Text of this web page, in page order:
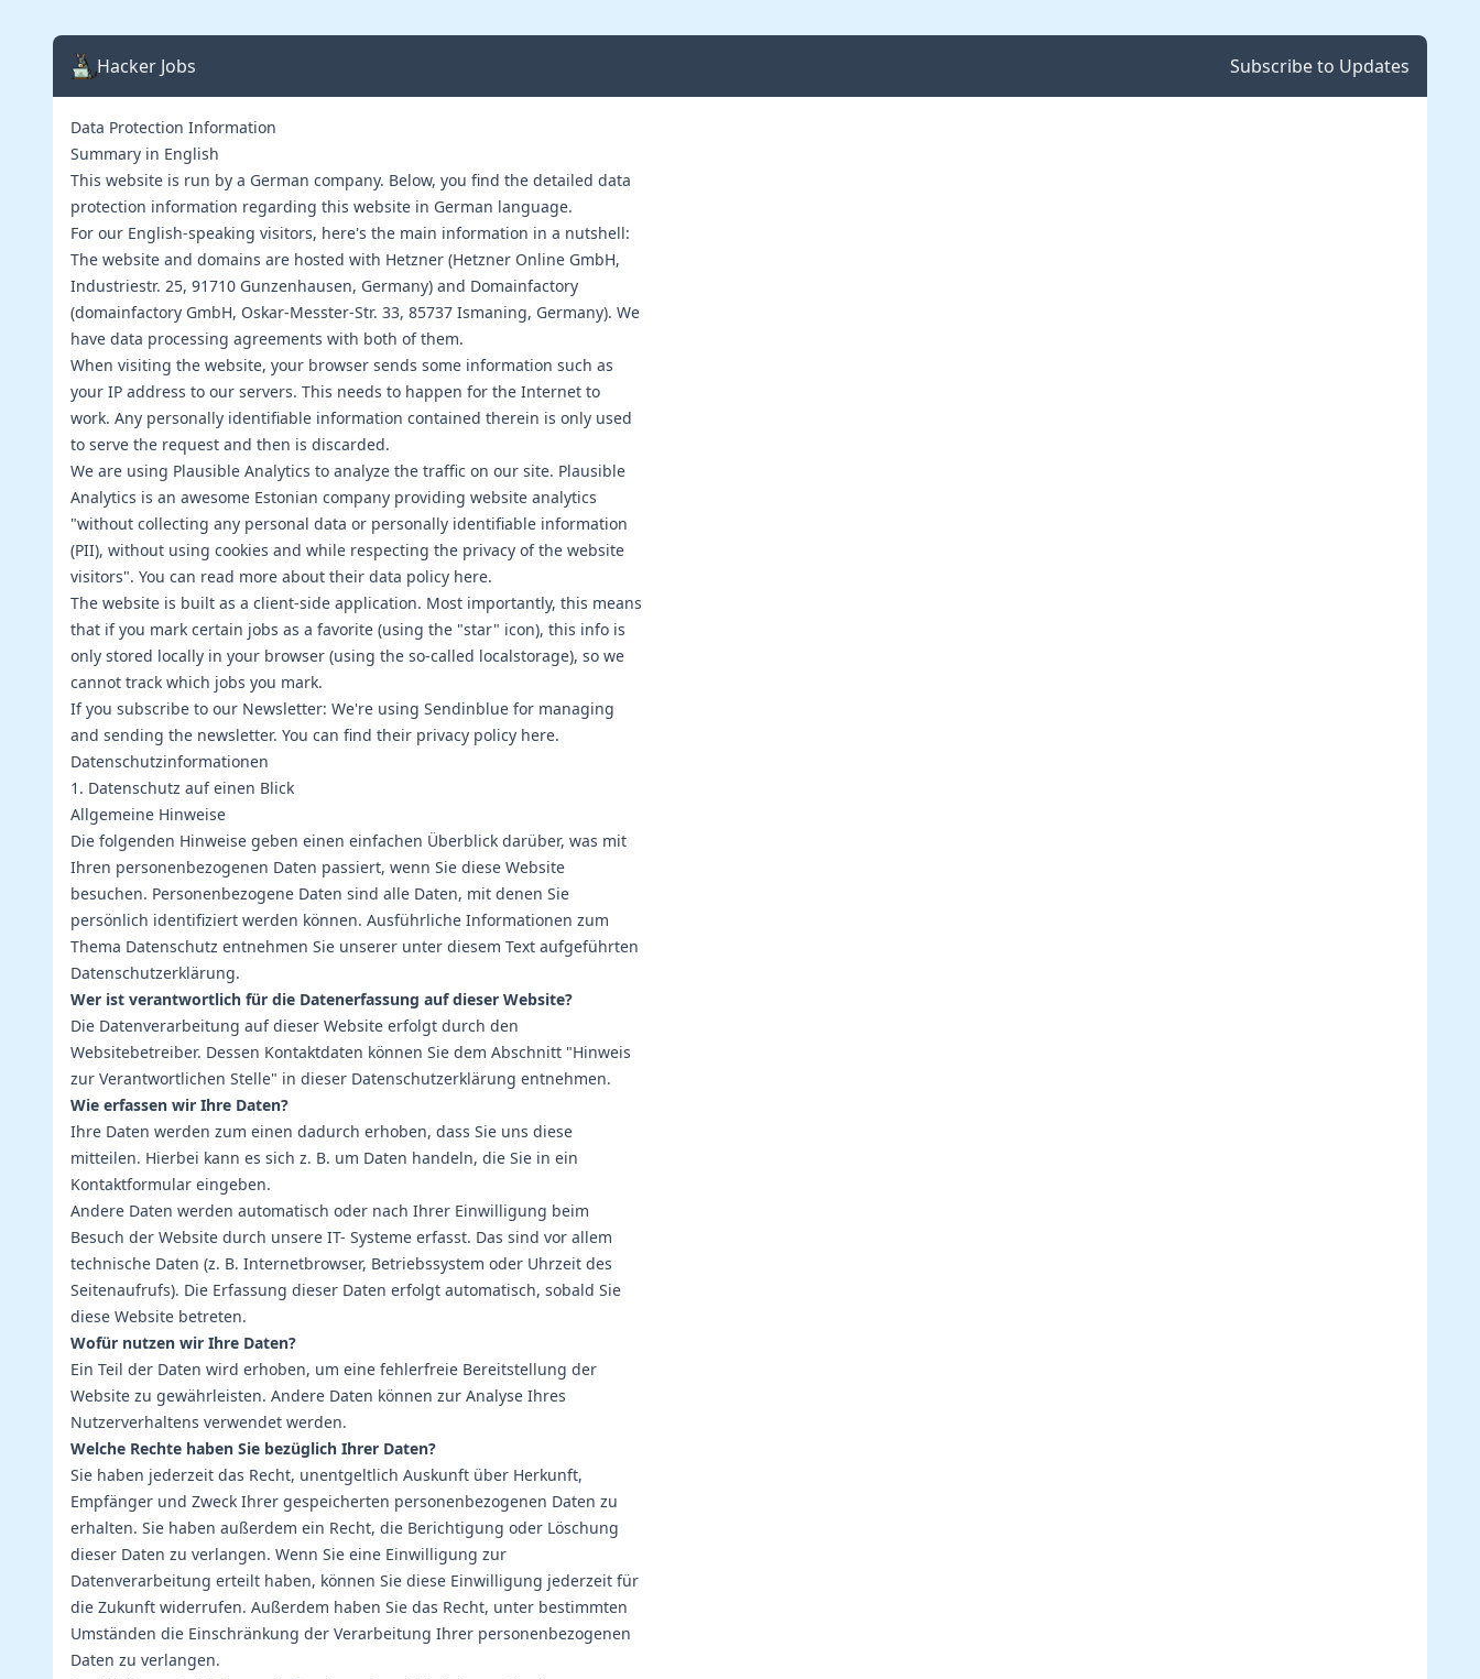
Hacker Jobs Subscribe to Updates
Data Protection Information
Summary in English
This website is run by a German company. Below, you find the detailed data
protection information regarding this website in German language.
For our English-speaking visitors, here's the main information in a nutshell:
The website and domains are hosted with Hetzner (Hetzner Online GmbH,
Industriestr. 25, 91710 Gunzenhausen, Germany) and Domainfactory
(domainfactory GmbH, Oskar-Messter-Str. 33, 85737 Ismaning, Germany). We
have data processing agreements with both of them.
When visiting the website, your browser sends some information such as
your IP address to our servers. This needs to happen for the Internet to
work. Any personally identifiable information contained therein is only used
to serve the request and then is discarded.
We are using Plausible Analytics to analyze the traffic on our site. Plausible
Analytics is an awesome Estonian company providing website analytics
"without collecting any personal data or personally identifiable information
(PII), without using cookies and while respecting the privacy of the website
visitors". You can read more about their data policy here.
The website is built as a client-side application. Most importantly, this means
that if you mark certain jobs as a favorite (using the "star" icon), this info is
only stored locally in your browser (using the so-called localstorage), so we
cannot track which jobs you mark.
If you subscribe to our Newsletter: We're using Sendinblue for managing
and sending the newsletter. You can find their privacy policy here.
Datenschutzinformationen
1. Datenschutz auf einen Blick
Allgemeine Hinweise
Die folgenden Hinweise geben einen einfachen Überblick darüber, was mit
Ihren personenbezogenen Daten passiert, wenn Sie diese Website
besuchen. Personenbezogene Daten sind alle Daten, mit denen Sie
persönlich identifiziert werden können. Ausführliche Informationen zum
Thema Datenschutz entnehmen Sie unserer unter diesem Text aufgeführten
Datenschutzerklärung.
Wer ist verantwortlich für die Datenerfassung auf dieser Website?
Die Datenverarbeitung auf dieser Website erfolgt durch den
Websitebetreiber. Dessen Kontaktdaten können Sie dem Abschnitt "Hinweis
zur Verantwortlichen Stelle" in dieser Datenschutzerklärung entnehmen.
Wie erfassen wir Ihre Daten?
Ihre Daten werden zum einen dadurch erhoben, dass Sie uns diese
mitteilen. Hierbei kann es sich z. B. um Daten handeln, die Sie in ein
Kontaktformular eingeben.
Andere Daten werden automatisch oder nach Ihrer Einwilligung beim
Besuch der Website durch unsere IT- Systeme erfasst. Das sind vor allem
technische Daten (z. B. Internetbrowser, Betriebssystem oder Uhrzeit des
Seitenaufrufs). Die Erfassung dieser Daten erfolgt automatisch, sobald Sie
diese Website betreten.
Wofür nutzen wir Ihre Daten?
Ein Teil der Daten wird erhoben, um eine fehlerfreie Bereitstellung der
Website zu gewährleisten. Andere Daten können zur Analyse Ihres
Nutzerverhaltens verwendet werden.
Welche Rechte haben Sie bezüglich Ihrer Daten?
Sie haben jederzeit das Recht, unentgeltlich Auskunft über Herkunft,
Empfänger und Zweck Ihrer gespeicherten personenbezogenen Daten zu
erhalten. Sie haben außerdem ein Recht, die Berichtigung oder Löschung
dieser Daten zu verlangen. Wenn Sie eine Einwilligung zur
Datenverarbeitung erteilt haben, können Sie diese Einwilligung jederzeit für
die Zukunft widerrufen. Außerdem haben Sie das Recht, unter bestimmten
Umständen die Einschränkung der Verarbeitung Ihrer personenbezogenen
Daten zu verlangen.